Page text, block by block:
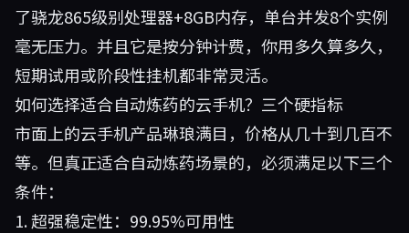
了骁龙865级别处理器+8GB内存，单台并发8个实例
毫无压力。并且它是按分钟计费，你用多久算多久，
短期试用或阶段性挂机都非常灵活。
如何选择适合自动炼药的云手机？三个硬指标
市面上的云手机产品琳琅满目，价格从几十到几百不
等。但真正适合自动炼药场景的，必须满足以下三个
条件：
1. 超强稳定性：99.95%可用性